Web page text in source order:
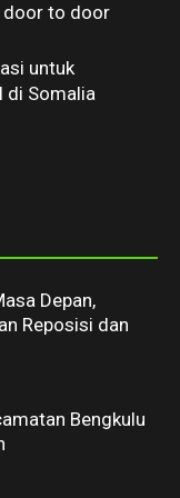
door to door
untuk
di Somalia
Depan,
Reposisi dan
Bengkulu